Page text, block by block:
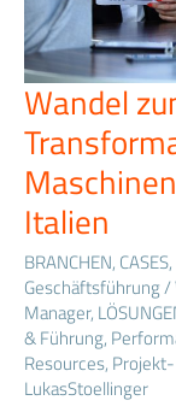
Wandel
Italien
BRANCHEN, CASES,
Geschäftsführung /
Manager,
& Führung,
Resources,
LukasStoellinger
Wandel
zum
Erfolg
//
Erfolgreiche
Transformation
eines
Maschinenbau-
Unternehmens
in
Italien